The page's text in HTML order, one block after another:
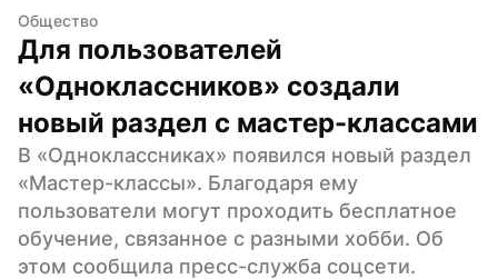
Общество
Для пользователей
«Одноклассников» создали
новый раздел с мастер-классами
В «Одноклассниках» появился новый раздел
«Мастер-классы». Благодаря ему
пользователи могут проходить бесплатное
обучение, связанное с разными хобби. Об
этом сообщила пресс-служба соцсети.